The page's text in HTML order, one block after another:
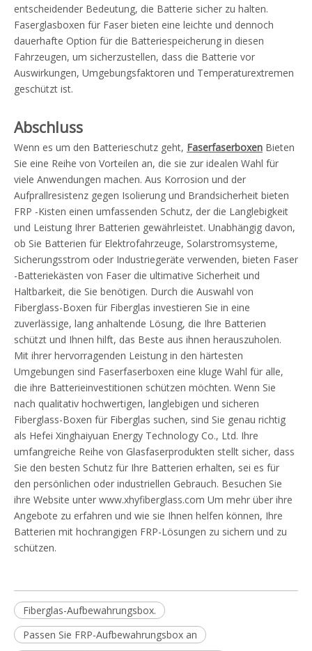
entscheidender Bedeutung, die Batterie sicher zu halten.
Faserglasboxen für Faser bieten eine leichte und dennoch
dauerhafte Option für die Batteriespeicherung in diesen
Fahrzeugen, um sicherzustellen, dass die Batterie vor
Auswirkungen, Umgebungsfaktoren und Temperaturextremen
geschützt ist.
Abschluss
Wenn es um den Batterieschutz geht, Faserfaserboxen Bieten
Sie eine Reihe von Vorteilen an, die sie zur idealen Wahl für
viele Anwendungen machen. Aus Korrosion und der
Aufprallresistenz gegen Isolierung und Brandsicherheit bieten
FRP -Kisten einen umfassenden Schutz, der die Langlebigkeit
und Leistung Ihrer Batterien gewährleistet. Unabhängig davon,
ob Sie Batterien für Elektrofahrzeuge, Solarstromsysteme,
Sicherungsstrom oder Industriegeräte verwenden, bieten Faser
-Batteriekästen von Faser die ultimative Sicherheit und
Haltbarkeit, die Sie benötigen. Durch die Auswahl von
Fiberglass-Boxen für Fiberglas investieren Sie in eine
zuverlässige, lang anhaltende Lösung, die Ihre Batterien
schützt und Ihnen hilft, das Beste aus ihnen herauszuholen.
Mit ihrer hervorragenden Leistung in den härtesten
Umgebungen sind Faserfaserboxen eine kluge Wahl für alle,
die ihre Batterieinvestitionen schützen möchten. Wenn Sie
nach qualitativ hochwertigen, langlebigen und sicheren
Fiberglass-Boxen für Fiberglas suchen, sind Sie genau richtig
als Hefei Xinghaiyuan Energy Technology Co., Ltd. Ihre
umfangreiche Reihe von Glasfaserprodukten stellt sicher, dass
Sie den besten Schutz für Ihre Batterien erhalten, sei es für
den persönlichen oder industriellen Gebrauch. Besuchen Sie
ihre Website unter www.xhyfiberglass.com Um mehr über ihre
Angebote zu erfahren und wie sie Ihnen helfen können, Ihre
Batterien mit hochrangigen FRP-Lösungen zu sichern und zu
schützen.
Fiberglas-Aufbewahrungsbox.
Passen Sie FRP-Aufbewahrungsbox an